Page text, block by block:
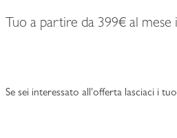
Tuo a partire da 399€ al mese
Se sei interessato all'offerta lasciaci i